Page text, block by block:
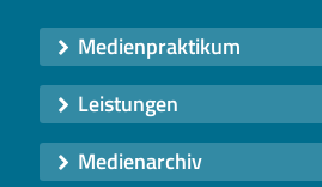
Medienpraktikum
Leistungen
Medienarchiv